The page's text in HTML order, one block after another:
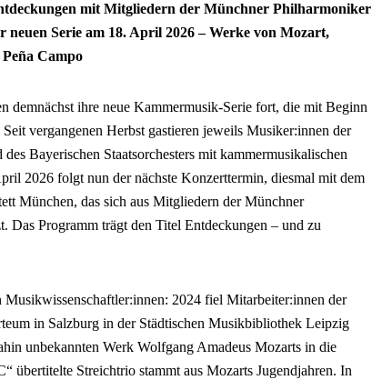
mit Mitgliedern der Münchner Philharmoniker
neuen Serie am 18. April 2026 – Werke von Mozart,
Campo
demnächst ihre neue Kammermusik-Serie fort, die mit Beginn
vergangenen Herbst gastieren jeweils Musiker:innen der
Bayerischen Staatsorchesters mit kammermusikalischen
2026 folgt nun der nächste Konzerttermin, diesmal mit dem
München, das sich aus Mitgliedern der Münchner
Das Programm trägt den Titel Entdeckungen – und zu
Musikwissenschaftler:innen: 2024 fiel Mitarbeiter:innen der
in Salzburg in der Städtischen Musikbibliothek Leipzig
unbekannten Werk Wolfgang Amadeus Mozarts in die
übertitelte Streichtrio stammt aus Mozarts Jugendjahren. In